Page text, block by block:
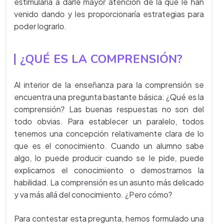
venido dando y les proporcionaría estrategias para
poder lograrlo.
¿QUÉ ES LA COMPRENSIÓN?
Al interior de la enseñanza para la comprensión se
encuentra una pregunta bastante básica: ¿Qué es la
comprensión? Las buenas respuestas no son del
todo obvias. Para establecer un paralelo, todos
tenemos una concepción relativamente clara de lo
que es el conocimiento. Cuando un alumno sabe
algo, lo puede producir cuando se le pide, puede
explicarnos el conocimiento o demostrarnos la
habilidad. La comprensión es un asunto más delicado
y va más allá del conocimiento. ¿Pero cómo?
Para contestar esta pregunta, hemos formulado una